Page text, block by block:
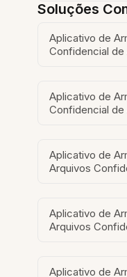
Soluções
Aplicativo de
Confidencial de
Aplicativo de
Confidencial de
Aplicativo de
Arquivos
Aplicativo de
Arquivos
Aplicativo de